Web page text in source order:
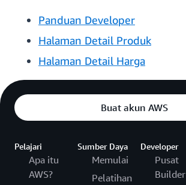
Panduan Developer
Halaman Detail Produk
Halaman Detail Harga
Buat akun AWS
Pelajari
Apa itu
AWS?
Sumber Daya
Memulai
Pelatihan
Developer
Pusat
Builder